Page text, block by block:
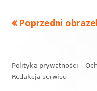
Poprzedni
stopki
Polityka prywatności
Redakcja serwisu